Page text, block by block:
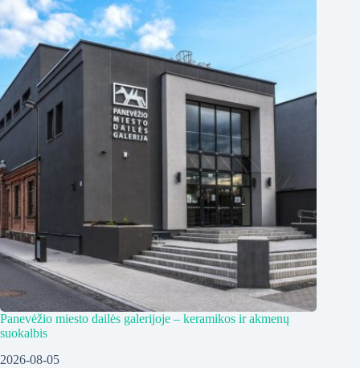
Panevėžio miesto dailės galerijoje – keramikos ir akmenų
suokalbis
2026-08-05